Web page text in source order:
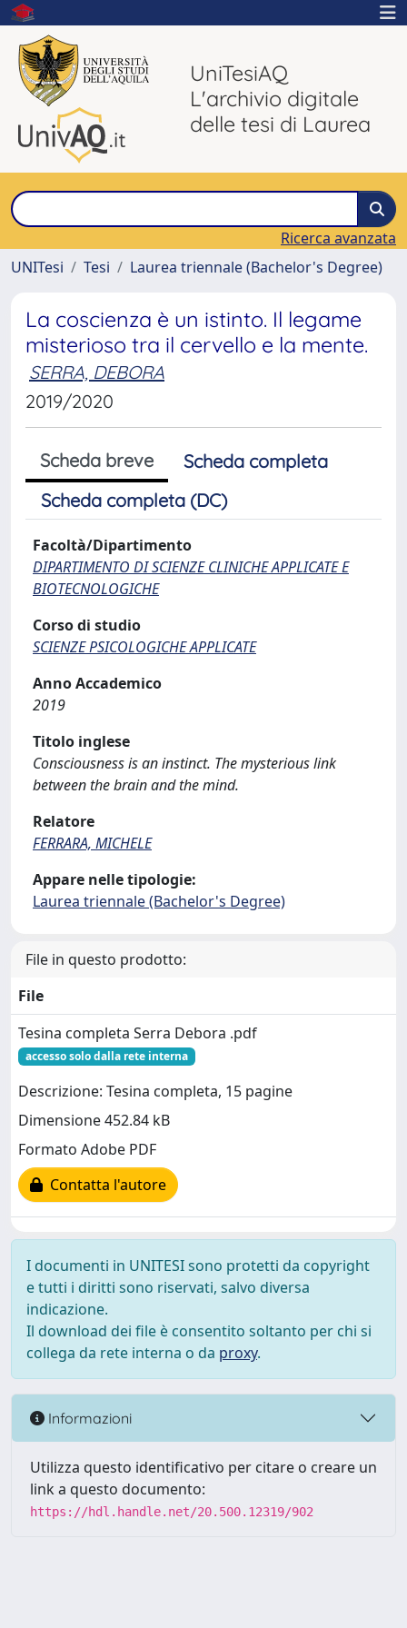
UniTesiAQ
L'archivio digitale
delle tesi di Laurea
Ricerca avanzata
UNITesi
Tesi Laurea triennale (Bachelor's Degree)
La coscienza è un istinto. Il legame
misterioso tra il cervello e la mente.
SERRA, DEBORA
2019/2020
Scheda breve
Scheda completa
Scheda completa (DC)
Facoltà/Dipartimento
DIPARTIMENTO DI SCIENZE CLINICHE APPLICATE E
BIOTECNOLOGICHE
Corso di studio
SCIENZE PSICOLOGICHE APPLICATE
Anno Accademico
2019
Titolo inglese
Consciousness is an instinct. The mysterious link
between the brain and the mind.
Relatore
FERRARA, MICHELE
Appare nelle tipologie:
Laurea triennale (Bachelor's Degree)
File in questo prodotto:
File
Tesina completa Serra Debora .pdf
accesso solo dalla rete interna
Descrizione: Tesina completa, 15 pagine
Dimensione 452.84 kB
Formato Adobe PDF
Contatta l'autore
I documenti in UNITESI sono protetti da copyright
e tutti i diritti sono riservati, salvo diversa
indicazione.
Il download dei file è consentito soltanto per chi si
collega da rete interna o da proxy.
Informazioni
Utilizza questo identificativo per citare o creare un
link a questo documento:
https://hdl.handle.net/20.500.12319/902